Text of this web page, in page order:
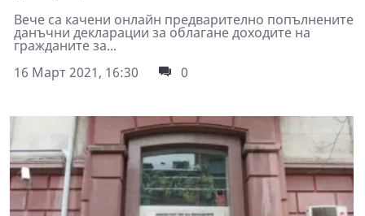
Вече са качени онлайн предварително попълнените
данъчни декларации за облагане доходите на
гражданите за...
16 Март 2021, 16:30
0